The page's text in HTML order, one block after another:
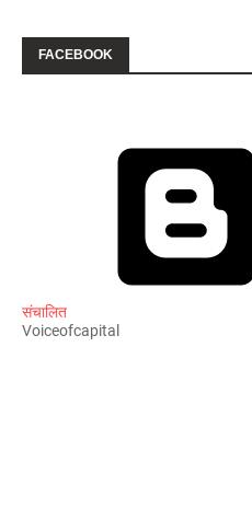
FACEBOOK
संचालित
Voiceofcapital